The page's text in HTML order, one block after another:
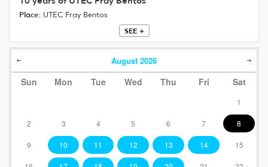
Place: UTEC Fray Bentos
SEE +
August 2026
Sun Mon Tue Wed Thu Fri Sat
1
2 3 4 5 6 7 8
9 10 11 12 13 14 15